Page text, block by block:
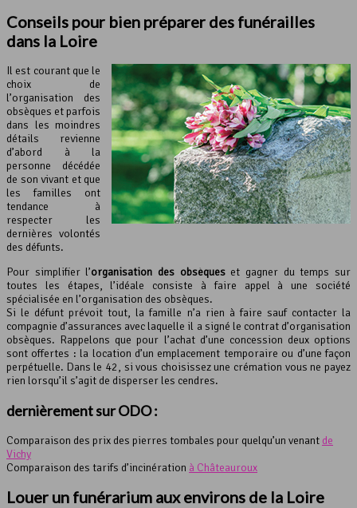
Conseils pour bien préparer des funérailles
dans la Loire
Il est courant que le
choix de
l’organisation des
obsèques et parfois
dans les moindres
détails revienne
d’abord à la
personne décédée
de son vivant et que
les familles ont
tendance à
respecter les
dernières volontés
des défunts.
Pour simplifier l’organisation des obsèqueset gagner du temps sur
toutes les étapes, l’idéale consiste à faire appel à une société
spécialisée en l’organisation des obsèques.
Si le défunt prévoit tout, la famille n’a rien à faire sauf contacter la
compagnie d’assurances avec laquelle il a signé le contrat d’organisation
obsèques. Rappelons que pour l’achat d’une concession deux options
sont offertes : la location d’un emplacement temporaire ou d’une façon
perpétuelle. Dans le 42, si vous choisissez une crémation vous ne payez
rien lorsqu’il s’agit de disperser les cendres.
dernièrement sur ODO :
Comparaison des prix des pierres tombales pour quelqu’un venant de
Vichy
Comparaison des tarifs d’incinération à Châteauroux
Louer un funérarium aux environs de la Loire